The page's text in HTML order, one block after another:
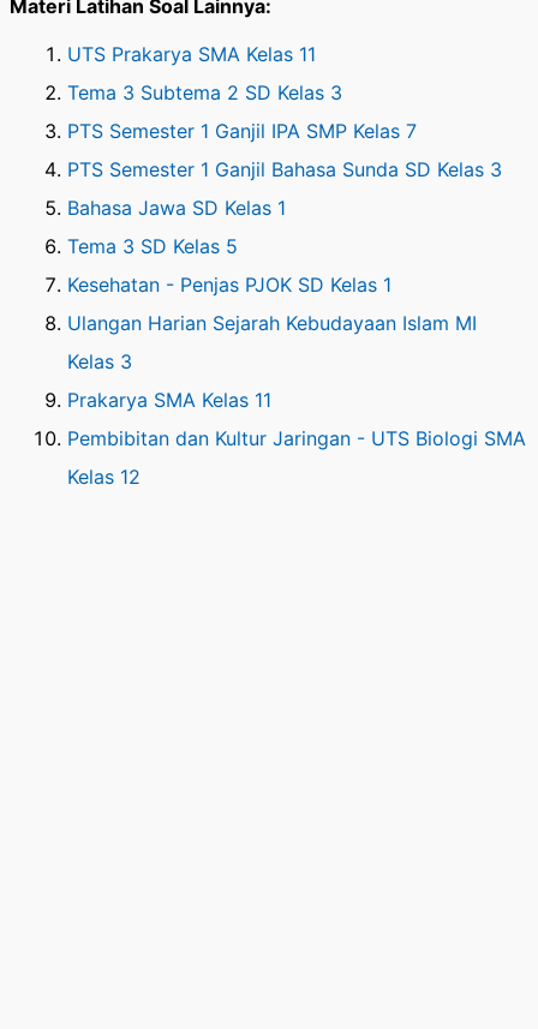
Materi Latihan Soal Lainnya:
UTS Prakarya SMA Kelas 11
Tema 3 Subtema 2 SD Kelas 3
PTS Semester 1 Ganjil IPA SMP Kelas 7
PTS Semester 1 Ganjil Bahasa Sunda SD Kelas 3
Bahasa Jawa SD Kelas 1
Tema 3 SD Kelas 5
Kesehatan - Penjas PJOK SD Kelas 1
Ulangan Harian Sejarah Kebudayaan Islam MI
Kelas 3
Prakarya SMA Kelas 11
Pembibitan dan Kultur Jaringan - UTS Biologi SMA
Kelas 12